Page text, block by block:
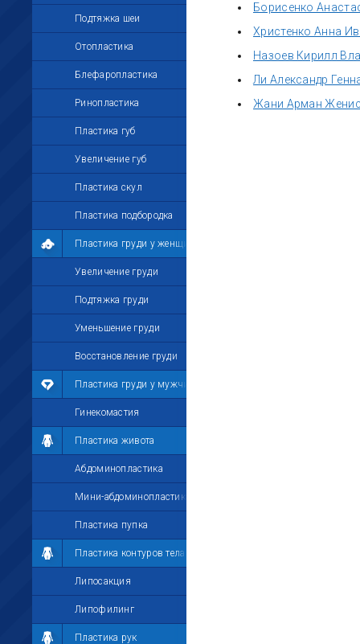
Подтяжка шеи
Отопластика
Блефаропластика
Ринопластика
Пластика губ
Увеличение губ
Пластика скул
Пластика подбородка
Пластика груди у женщин
Увеличение груди
Подтяжка груди
Уменьшение груди
Восстановление груди
Пластика груди у мужчин
Гинекомастия
Пластика живота
Абдоминопластика
Мини-абдоминопластика
Пластика пупка
Пластика контуров тела
Липосакция
Липофилинг
Пластика рук
Борисенко
Христенко Анна
Назоев Кирилл
Ли Александр
Жани Арман